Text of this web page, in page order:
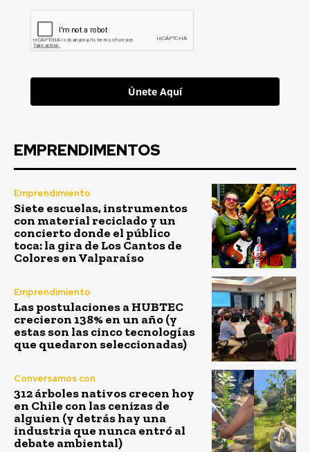
Únete Aquí
EMPRENDIMENTOS
Emprendimiento
Siete escuelas, instrumentos
con material reciclado y un
concierto donde el público
toca: la gira de Los Cantos de
Colores en Valparaíso
Emprendimiento
Las postulaciones a HUBTEC
crecieron 138% en un año (y
estas son las cinco tecnologías
que quedaron seleccionadas)
Conversamos con
312 árboles nativos crecen hoy
en Chile con las cenizas de
alguien (y detrás hay una
industria que nunca entró al
debate ambiental)